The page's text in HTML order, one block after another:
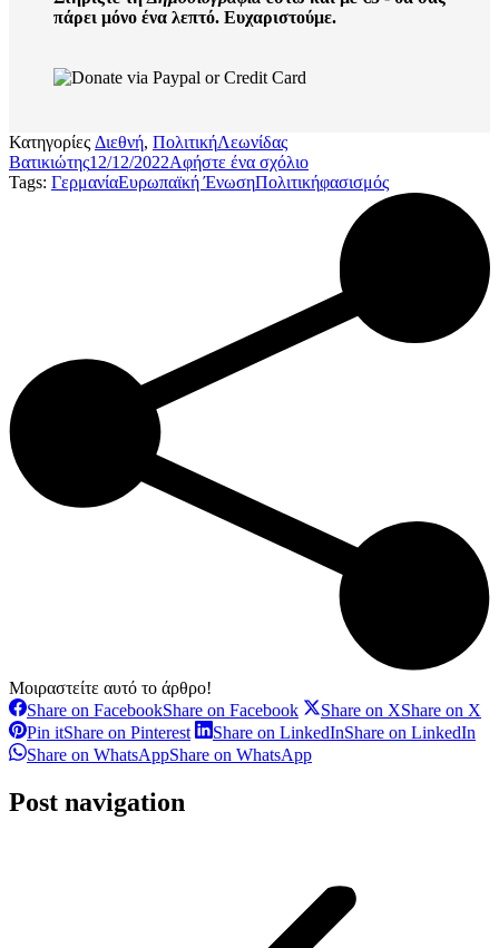
πάρει μόνο ένα λεπτό. Ευχαριστούμε.
Κατηγορίες Διεθνή, ΠολιτικήΛεωνίδας
Βατικιώτης12/12/2022Αφήστε ένα σχόλιο
Tags: ΓερμανίαΕυρωπαϊκή ΈνωσηΠολιτικήφασισμός
Μοιραστείτε αυτό το άρθρο!
Share on FacebookShare on Facebook Share on XShare on X
Pin itShare on Pinterest Share on LinkedInShare on LinkedIn
Share on WhatsAppShare on WhatsApp
Post navigation